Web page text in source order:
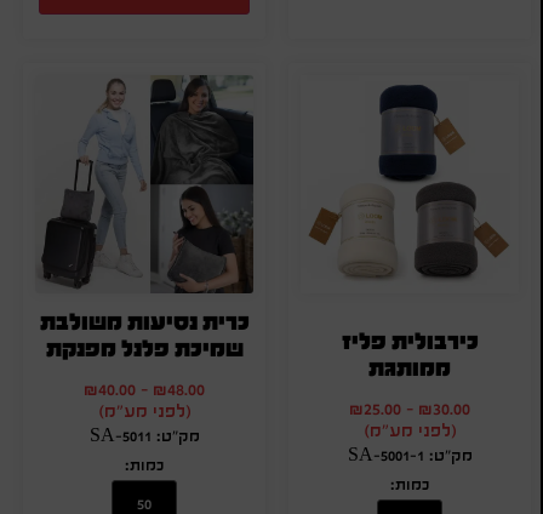
כירבולית פליז
ממותגת
₪30.00
-
₪25.00
(לפני מע"מ)
מק"ט: SA-5001-1
כמות:
כרית נסיעות משולבת
שמיכת פלנל מפנקת
₪48.00
-
₪40.00
(לפני מע"מ)
מק"ט: SA-5011
כמות: